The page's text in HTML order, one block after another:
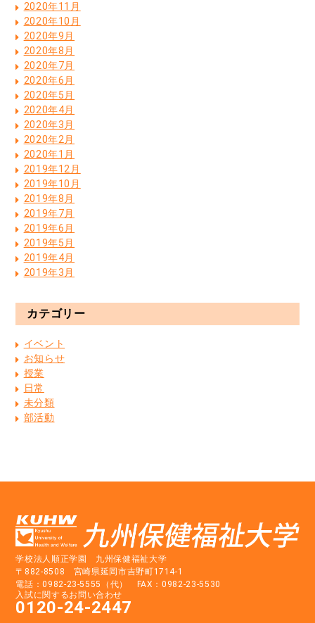
2020年11月
2020年10月
2020年9月
2020年8月
2020年7月
2020年6月
2020年5月
2020年4月
2020年3月
2020年2月
2020年1月
2019年12月
2019年10月
2019年8月
2019年7月
2019年6月
2019年5月
2019年4月
2019年3月
カテゴリー
イベント
お知らせ
授業
日常
未分類
部活動
学校法人順正学園 九州保健福祉大学
〒882-8508 宮崎県延岡市吉野町1714-1
電話：0982-23-5555（代） FAX：0982-23-5530
入試に関するお問い合わせ
0120-24-2447